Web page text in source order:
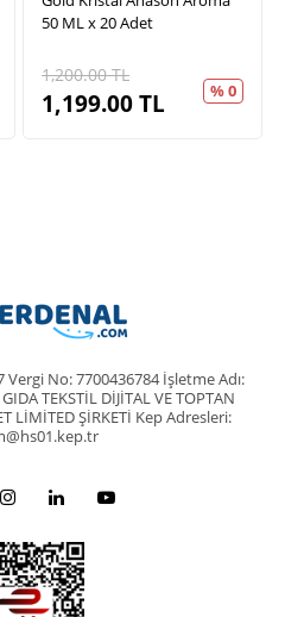
50 ML x 20 Adet
1,200.00TL
1,199.00TL % 0
No: 7700436784 İşletme Adı:
TEKSTİL DİJİTAL VE TOPTAN
LİMİTED ŞİRKETİ Kep Adresleri: